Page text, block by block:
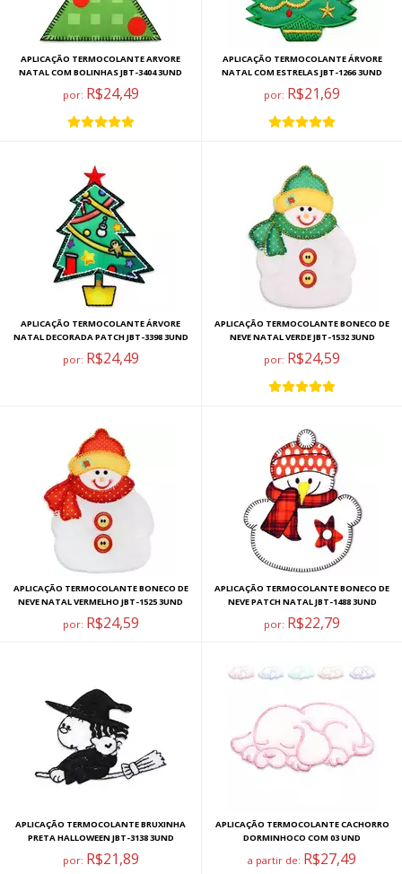
APLICAÇÃO TERMOCOLANTE ARVORE
NATAL COM BOLINHAS JBT-3404 3UND
por: R$24,49
APLICAÇÃO TERMOCOLANTE ÁRVORE
NATAL COM ESTRELAS JBT-1266 3UND
por: R$21,69
APLICAÇÃO TERMOCOLANTE ÁRVORE
NATAL DECORADA PATCH JBT-3398 3UND
por: R$24,49
APLICAÇÃO TERMOCOLANTE BONECO DE
NEVE NATAL VERDE JBT-1532 3UND
por: R$24,59
APLICAÇÃO TERMOCOLANTE BONECO DE
NEVE NATAL VERMELHO JBT-1525 3UND
por: R$24,59
APLICAÇÃO TERMOCOLANTE BONECO DE
NEVE PATCH NATAL JBT-1488 3UND
por: R$22,79
APLICAÇÃO TERMOCOLANTE BRUXINHA
PRETA HALLOWEEN JBT-3138 3UND
por: R$21,89
APLICAÇÃO TERMOCOLANTE CACHORRO
DORMINHOCO COM 03 UND
a partir de: R$27,49